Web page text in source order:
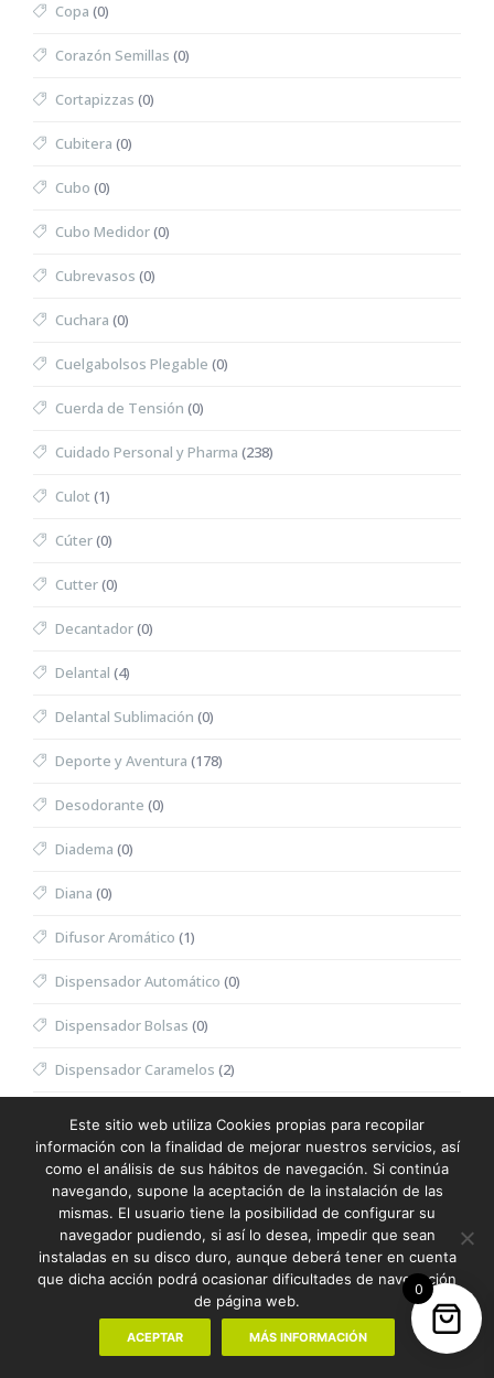
Copa (0)
Corazón Semillas (0)
Cortapizzas (0)
Cubitera (0)
Cubo (0)
Cubo Medidor(0)
Cubrevasos (0)
Cuchara (0)
Cuelgabolsos Plegable (0)
Cuerda de Tensión (0)
Cuidado Personal y Pharma (238)
Culot (1)
Cúter(0)
Cutter(0)
Decantador(0)
Delantal (4)
Delantal Sublimación (0)
Deporte y Aventura (178)
Desodorante (0)
Diadema (0)
Diana (0)
Difusor Aromático (1)
Dispensador Automático (0)
Dispensador Bolsas (0)
Dispensador Caramelos (2)
Divot(0)
Dominó (0)
Doudou(0)
Dron (0)
Eau de Toilette Hombre
0
Este sitio web utiliza Cookies propias para recopilar
información con la finalidad de mejorar nuestros servicios, así
como el análisis de sus hábitos de navegación. Si continúa
navegando, supone la aceptación de la instalación de las
mismas. El usuario tiene la posibilidad de configurar su
navegador pudiendo, si así lo desea, impedir que sean
instaladas en su disco duro, aunque deberá tener en cuenta
que dicha acción podrá ocasionar dificultades de navegación
de página web.
ACEPTAR MÁS INFORMACIÓN